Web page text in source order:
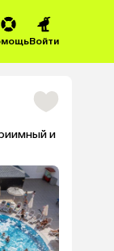
Войти
и